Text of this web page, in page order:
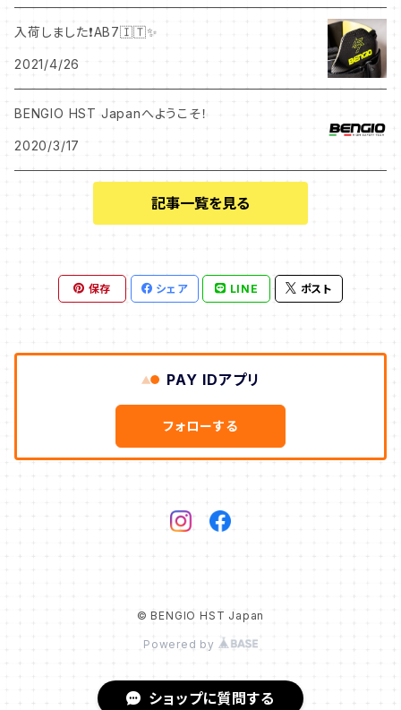
入荷しました❗️AB7🇮🇹✨
2021/4/26
BENGIO HST Japanへようこそ！
2020/3/17
記事一覧を見る
保存 シェア LINE ポスト
PAY IDアプリ
フォローする
© BENGIO HST Japan
Powered by
ショップに質問する